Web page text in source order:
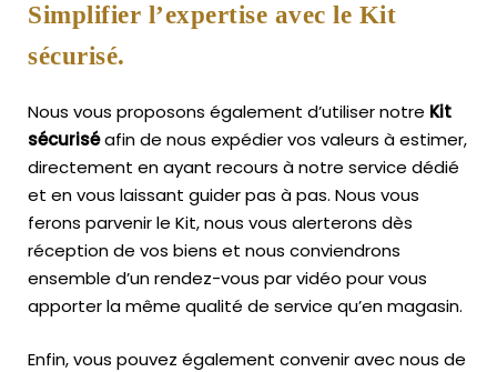
Simplifier l’expertise avec le Kit
sécurisé.
Nous vous proposons également d’utiliser notre Kit
sécuriséafin de nous expédier vos valeurs à estimer,
directement en ayant recours à notre service dédié
et en vous laissant guider pas à pas. Nous vous
ferons parvenir le Kit, nous vous alerterons dès
réception de vos biens et nous conviendrons
ensemble d’un rendez-vous par vidéo pour vous
apporter la même qualité de service qu’en magasin.
Enfin, vous pouvez également convenir avec nous de